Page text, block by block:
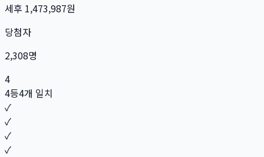
세후 1,473,987원
당첨자
2,308명
4
4등4개 일치
✓
✓
✓
✓